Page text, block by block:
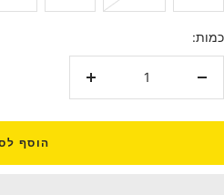
כמות:
הגדלת
הוסף